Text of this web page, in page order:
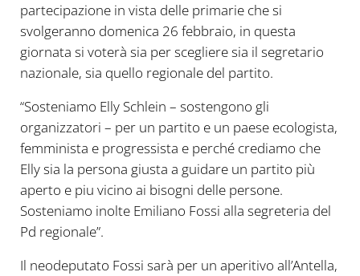
partecipazione in vista delle primarie che si
svolgeranno domenica 26 febbraio, in questa
giornata si voterà sia per scegliere sia il segretario
nazionale, sia quello regionale del partito.
“Sosteniamo Elly Schlein – sostengono gli
organizzatori – per un partito e un paese ecologista,
femminista e progressista e perché crediamo che
Elly sia la persona giusta a guidare un partito più
aperto e piu vicino ai bisogni delle persone.
Sosteniamo inolte Emiliano Fossi alla segreteria del
Pd regionale”.
Il neodeputato Fossi sarà per un aperitivo all’Antella,